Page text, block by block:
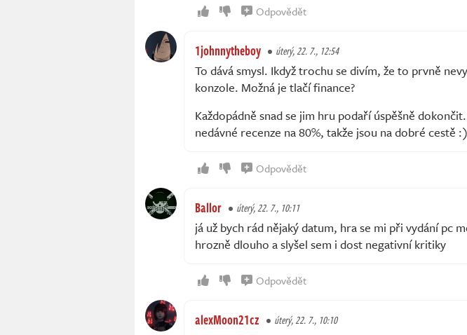
Odpovědět
1johnnytheboy úterý, 22. 7., 12:54
To dává smysl. Ikdyž trochu se divím, že to prvně
konzole. Možná je tlačí finance?
Každopádně snad se jim hru podaří úspěšně
nedávné recenze na 80%, takže jsou na dobré cestě :)
Odpovědět
Ballor úterý, 22. 7., 10:11
já už bych rád nějaký datum, hra se mi při vydání pc
hrozně dlouho a slyšel sem i dost negativní kritiky
Odpovědět
alexMoon21cz úterý, 22. 7., 10:10